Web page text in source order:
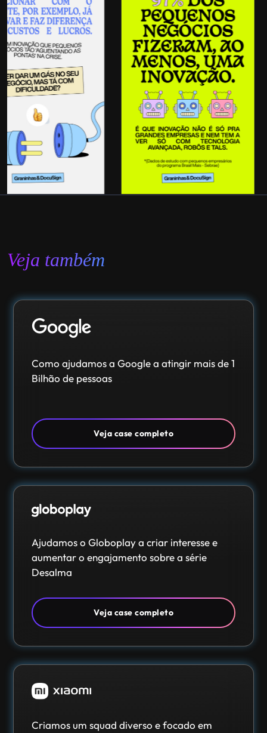
Veja também
Como ajudamos a Google a atingir mais de 1
Bilhão de pessoas
Veja case completo
Ajudamos o Globoplay a criar interesse e
aumentar o engajamento sobre a série
Desalma
Veja case completo
Criamos um squad diverso e focado em